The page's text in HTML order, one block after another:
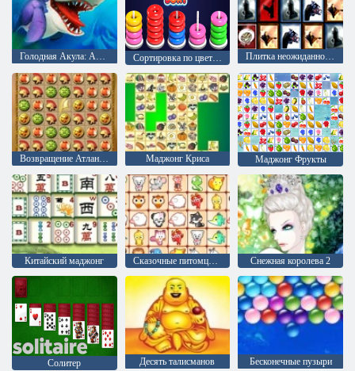
Голодная Акула: Арена Сортировка по цвету обручей Плитка неожиданностей
Возвращение Атлантиды Маджонг Криса Маджонг Фрукты
Китайский маджонг Сказочные питомцы связь Снежная королева 2
Солитер Десять талисманов Бесконечные пузыри